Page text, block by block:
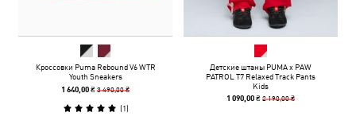
Кроссовки Puma Rebound V6 WTR
Youth Sneakers
1 640,00 ₴3 490,00 ₴
(1)
Детские штаны PUMA x PAW
PATROL T7 Relaxed Track Pants
Kids
1 090,00 ₴2 190,00 ₴